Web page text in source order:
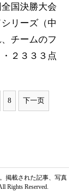
国決勝大会
リーズ（中
チームのフ
２３３３点
8 下一页
掲載された記事、写真
Reserved.